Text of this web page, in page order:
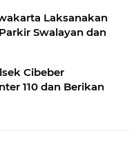
Laksanakan
Swalayan dan
Cibeber
110 dan Berikan